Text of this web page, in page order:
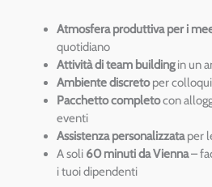
Atmosfera produttiva per i
quotidiano
Attività di team buildingin un
Ambiente discretoper
Pacchetto completocon
eventi
Assistenza personalizzataper
A soli 60 minuti da Vienna–
i tuoi dipendenti